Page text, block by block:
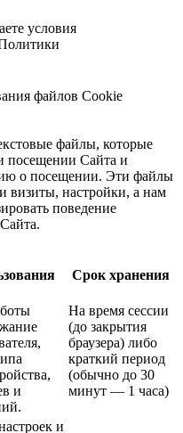
условия
файлов Cookie
файлы, которые
посещении Сайта и
о посещении. Эти файлы
визиты, настройки, а нам
поведение
Срок хранения
и
На время сессии
(до закрытия
браузера) либо
краткий период
(обычно до 30
минут — 1 часа)
и